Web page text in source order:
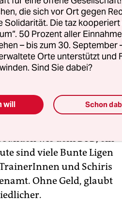
könnt ihr?“ Bernhard
Menschen, weil man
für eine einzelne
Ligen aus der linken
ihre Motive waren jenen
wie dem DFB, ein
sind viele Bunte Ligen
und Schiris
Ohne Geld, glaubt
die sich vor Ort gegen
Solidarität. Die taz
50 Prozent aller
– bis zum 30. September
Orte unterstützt und
Sind Sie dabei?
will Schon